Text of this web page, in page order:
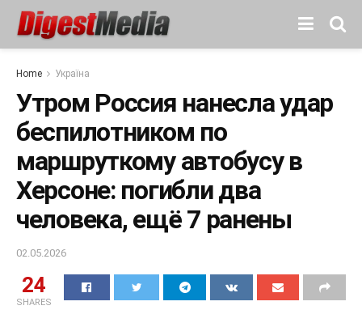
Home Україна
Утром Россия нанесла удар
беспилотником по
маршруткому автобусу в
Херсоне: погибли два
человека, ещё 7 ранены
02.05.2026
24
SHARES